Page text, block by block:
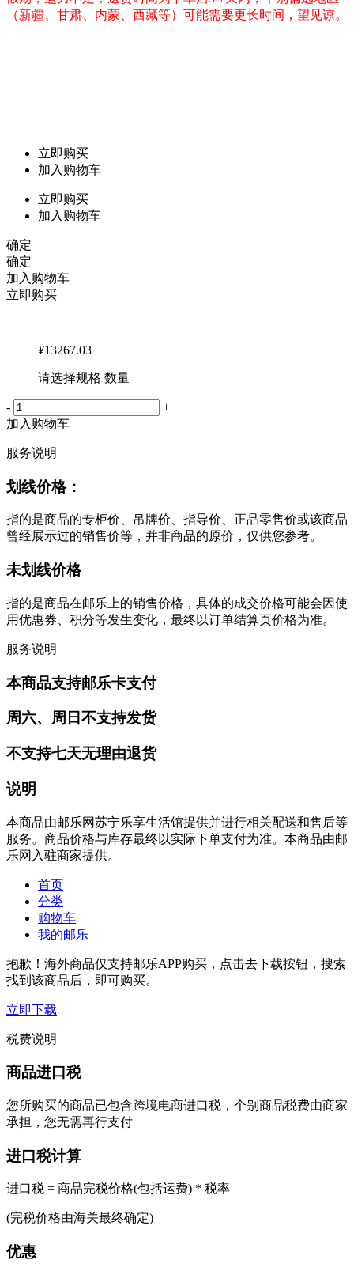
（新疆、甘肃、内蒙、西藏等）可能需要更长时间，望见谅。
立即购买
加入购物车
立即购买
加入购物车
确定
确定
加入购物车
立即购买
¥13267.03
请选择规格 数量
-
+
加入购物车
服务说明
划线价格：
指的是商品的专柜价、吊牌价、指导价、正品零售价或该商品
曾经展示过的销售价等，并非商品的原价，仅供您参考。
未划线价格
指的是商品在邮乐上的销售价格，具体的成交价格可能会因使
用优惠券、积分等发生变化，最终以订单结算页价格为准。
服务说明
本商品支持邮乐卡支付
周六、周日不支持发货
不支持七天无理由退货
说明
本商品由邮乐网苏宁乐享生活馆提供并进行相关配送和售后等
服务。商品价格与库存最终以实际下单支付为准。本商品由邮
乐网入驻商家提供。
首页
分类
购物车
我的邮乐
抱歉！海外商品仅支持邮乐APP购买，点击去下载按钮，搜索
找到该商品后，即可购买。
立即下载
税费说明
商品进口税
您所购买的商品已包含跨境电商进口税，个别商品税费由商家
承担，您无需再行支付
进口税计算
进口税 = 商品完税价格(包括运费) * 税率
(完税价格由海关最终确定)
优惠